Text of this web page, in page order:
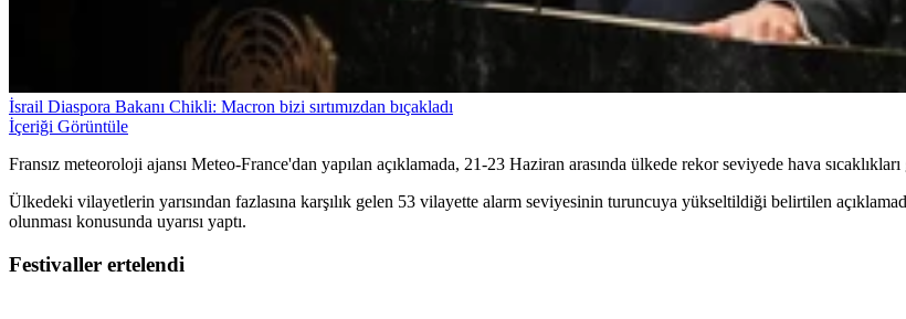
İsrail Diaspora Bakanı Chikli: Macron bizi sırtımızdan bıçakladı
İçeriği Görüntüle
Fransız meteoroloji ajansı Meteo-France'dan yapılan açıklamada, 21-23 Haziran arasında ülkede rekor seviyede hava
Ülkedeki vilayetlerin yarısından fazlasına karşılık gelen 53 vilayette alarm seviyesinin turuncuya yükseltildiği belirtilen
olunması konusunda uyarısı yaptı.
Festivaller ertelendi